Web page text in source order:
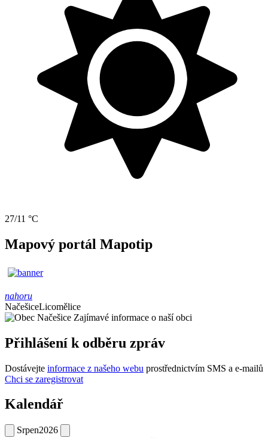
27/11 °C
Mapový portál Mapotip
nahoru
NačešiceLicomělice
Zajímavé informace o naší obci
Přihlášení k odběru zpráv
Dostávejte informace z našeho webu prostřednictvím SMS a e-mailů
Chci se zaregistrovat
Kalendář
Srpen2026